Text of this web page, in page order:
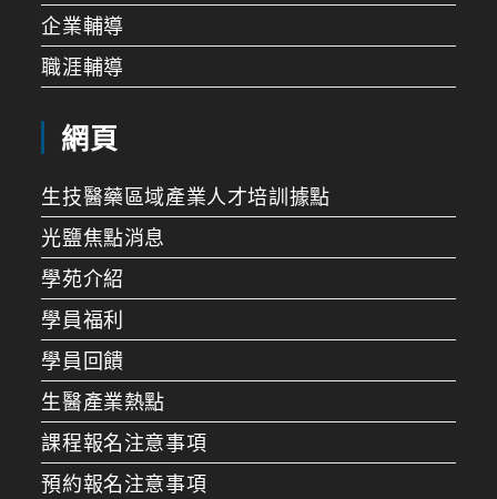
企業輔導
職涯輔導
網頁
生技醫藥區域產業人才培訓據點
光鹽焦點消息
學苑介紹
學員福利
學員回饋
生醫產業熱點
課程報名注意事項
預約報名注意事項